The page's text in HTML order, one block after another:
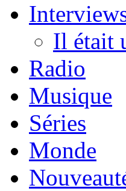
Il était
Radio
Musique
Séries
Monde